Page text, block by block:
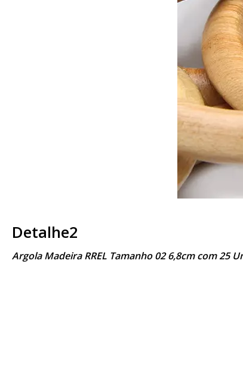
Detalhe2
Argola Madeira RREL Tamanho 02 6,8cm com 25